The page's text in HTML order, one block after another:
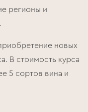
регионы и
новых
В стоимость курса
5 сортов вина и